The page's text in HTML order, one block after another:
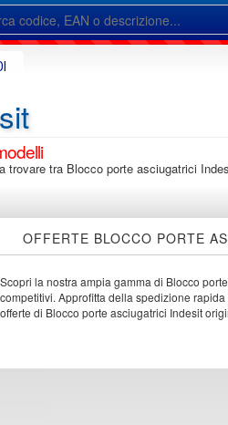
tra Blocco porte asciugatrici
OFFERTE BLOCCO PORTE
Scopri la nostra ampia gamma di Blocco
competitivi. Approfitta della spedizione
offerte di Blocco porte asciugatrici Indesit